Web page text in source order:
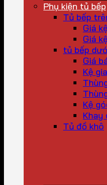
Phụ kiện tủ bếp
Tủ bếp
Giá
Giá
tủ bếp
Giá
Kệ
Kệ
Khay
Tủ đồ khô